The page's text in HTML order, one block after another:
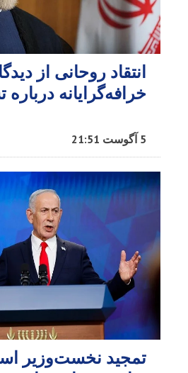
انتقاد روحانی از
خرافه‌گرایانه
5 آگوست 21:51
تمجید نخست‌وزیر